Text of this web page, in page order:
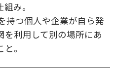
み。
持つ個人や企業が自ら発
を利用して別の場所にあ
。